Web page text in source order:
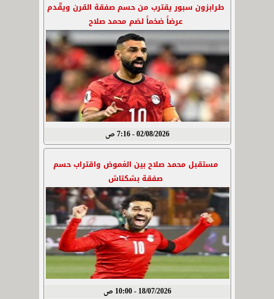
طرابزون سبور يقترب من حسم صفقة القرن ويقّدم
عرضاً ضخماً لضم محمد صلاح
02/08/2026 - 7:16 ص
مستقبل محمد صلاح بين الغموض واقتراب حسم
صفقة بشكتاش
18/07/2026 - 10:00 ص